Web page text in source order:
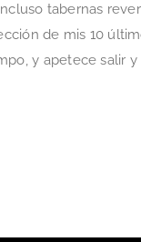
tabernas
de mis 10
y apetece salir y